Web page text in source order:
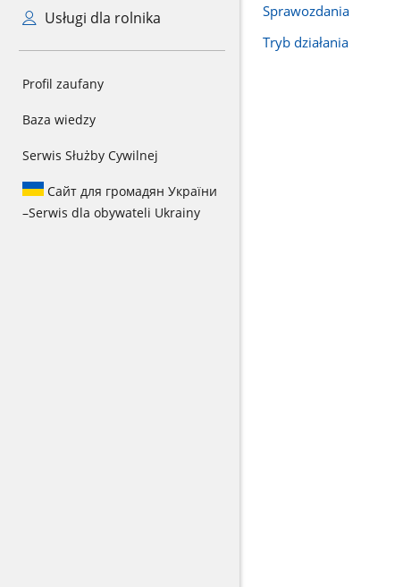
Usługi dla rolnika
Profil zaufany
Baza wiedzy
Serwis Służby Cywilnej
Сайт для громадян України
–Serwis dla obywateli Ukrainy
Sprawozdania
Tryb działania